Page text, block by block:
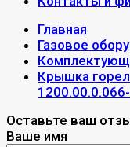
Главная
Газовое
Крышка
Оставьте ваш
Ваше имя